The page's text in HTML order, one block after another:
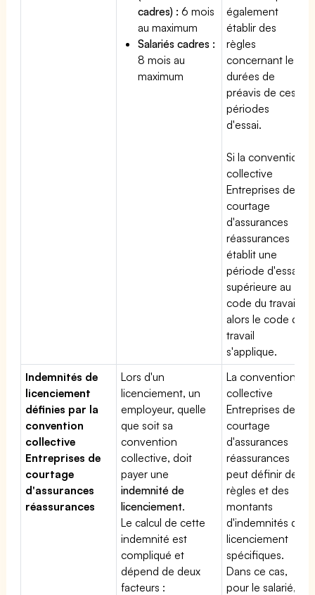
cadres) : 6 mois
au maximum
Salariés cadres :
8 mois au
maximum
également
établir des
règles
concernant les
durées de
préavis de ces
périodes
d'essai.
Si la convention
collective
Entreprises de
courtage
d'assurances
réassurances
établit une
période d'essai
supérieure au
code du travail,
alors le code du
travail
s'applique.
Indemnités de
licenciement
définies par la
convention
collective
Entreprises de
courtage
d'assurances
réassurances
Lors d'un
licenciement, un
employeur, quelle
que soit sa
convention
collective, doit
payer une
indemnité de
licenciement.
Le calcul de cette
indemnité est
compliqué et
dépend de deux
facteurs :
La convention
collective
Entreprises de
courtage
d'assurances
réassurances
peut définir des
règles et des
montants
d'indemnités de
licenciement
spécifiques.
Dans ce cas,
pour le salarié,